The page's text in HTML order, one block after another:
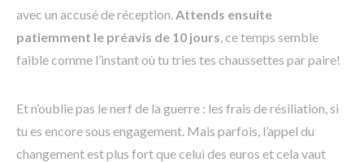
avec un accusé de réception. Attends ensuite
patiemment le préavis de 10 jours , ce temps semble
faible comme l’instant où tu tries tes chaussettes par paire!
Et n’oublie pas le nerf de la guerre : les frais de résiliation, si
tu es encore sous engagement. Mais parfois, l’appel du
changement est plus fort que celui des euros et cela vaut